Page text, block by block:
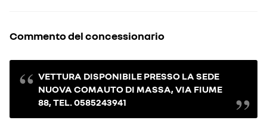
Commento del concessionario
VETTURA DISPONIBILE PRESSO LA SEDE
NUOVA COMAUTO DI MASSA, VIA FIUME
88, TEL. 0585243941